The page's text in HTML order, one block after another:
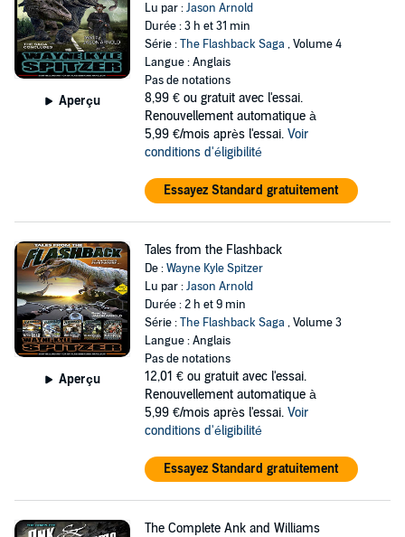
Aperçu
Lu par :Jason Arnold
Durée : 3 h et 31 min
Série :The Flashback Saga , Volume 4
Langue : Anglais
Pas de notations
8,99 € ou gratuit avec l'essai.
Renouvellement automatique à
5,99 €/mois après l'essai. Voir
conditions d'éligibilité
Essayez Standard gratuitement
Aperçu
Tales from the Flashback
De :Wayne Kyle Spitzer
Lu par :Jason Arnold
Durée : 2 h et 9 min
Série :The Flashback Saga , Volume 3
Langue : Anglais
Pas de notations
12,01 € ou gratuit avec l'essai.
Renouvellement automatique à
5,99 €/mois après l'essai. Voir
conditions d'éligibilité
Essayez Standard gratuitement
The Complete Ank and Williams